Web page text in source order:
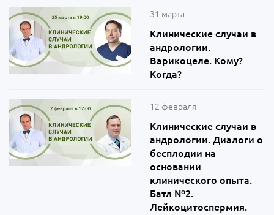
31 марта
Клинические случаи в
андрологии.
Варикоцеле. Кому?
Когда?
12 февраля
Клинические случаи в
андрологии. Диалоги о
бесплодии на
основании
клинического опыта.
Батл №2.
Лейкоцитоспермия.